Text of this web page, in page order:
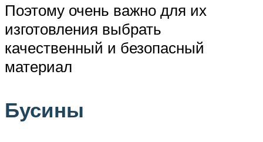
Поэтому очень важно для их
изготовления выбрать
качественный и безопасный
материал
Бусины